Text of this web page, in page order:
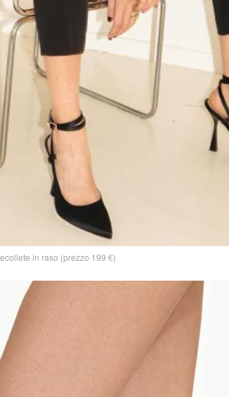
in raso (prezzo 199 €)